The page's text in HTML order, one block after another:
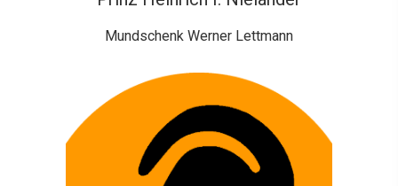
Mundschenk Werner Lettmann